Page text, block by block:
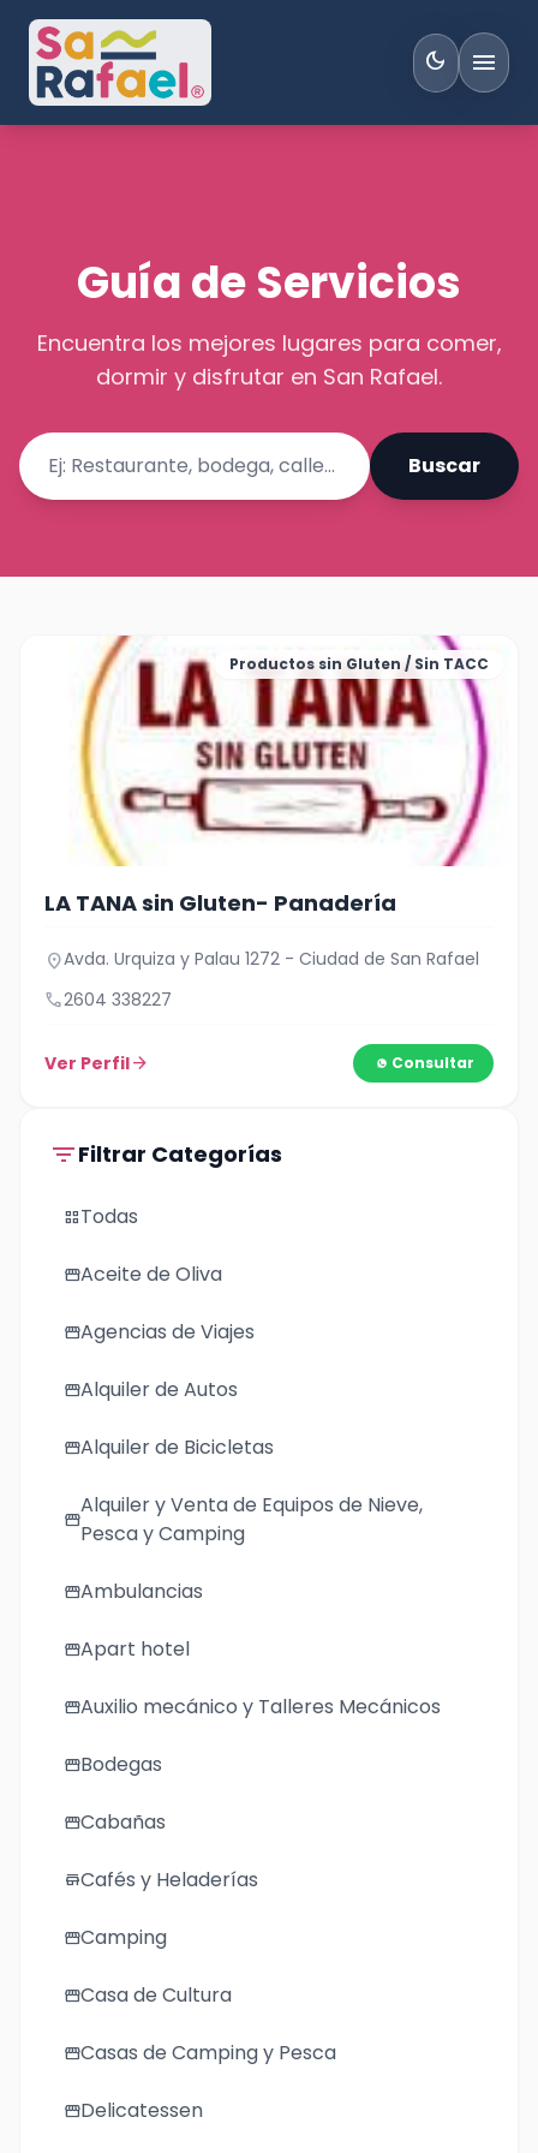
dark_mode menu
Guía de Servicios
Encuentra los mejores lugares para comer,
dormir y disfrutar en San Rafael.
Buscar
Productos sin Gluten / Sin TACC
LA TANA sin Gluten- Panadería
location_onAvda. Urquiza y Palau 1272 - Ciudad de San Rafael
call2604 338227
Ver Perfilarrow_forward Consultar
filter_listFiltrar Categorías
grid_viewTodas
storefrontAceite de Oliva
storefrontAgencias de Viajes
storefrontAlquiler de Autos
storefrontAlquiler de Bicicletas
storefront
Alquiler y Venta de Equipos de Nieve,
Pesca y Camping
storefrontAmbulancias
storefrontApart hotel
storefrontAuxilio mecánico y Talleres Mecánicos
storefrontBodegas
storefrontCabañas
storeCafés y Heladerías
storefrontCamping
storefrontCasa de Cultura
storefrontCasas de Camping y Pesca
storefrontDelicatessen